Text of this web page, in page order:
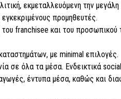
εκμεταλλευόμενη την
προμηθευτές.
του franchisee και του
με minimal επιλογές.
σε όλα τα μέσα. Ενδεικτικά
έντυπα μέσα, καθώς και